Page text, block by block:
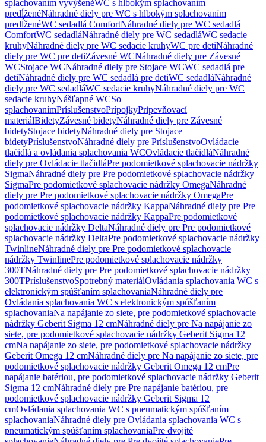
splachovaním vyvýšenéWC s hlbokým splachovaním
predĺženéNáhradné diely pre WC s hlbokým splachovaním
predĺženéWC sedadlá ComfortNáhradné diely pre WC sedadlá
ComfortWC sedadláNáhradné diely pre WC sedadláWC sedacie
kruhyNáhradné diely pre WC sedacie kruhyWC pre detiNáhradné
diely pre WC pre detiZávesné WCNáhradné diely pre Závesné
WCStojace WCNáhradné diely pre Stojace WCWC sedadlá pre
detiNáhradné diely pre WC sedadlá pre detiWC sedadláNáhradné
diely pre WC sedadláWC sedacie kruhyNáhradné diely pre WC
sedacie kruhyNášľapné WCSo
splachovanímPríslušenstvoPrípojkyPripevňovací
materiálBidetyZávesné bidetyNáhradné diely pre Závesné
bidetyStojace bidetyNáhradné diely pre Stojace
bidetyPríslušenstvoNáhradné diely pre PríslušenstvoOvládacie
tlačidlá a ovládania splachovania WCOvládacie tlačidláNáhradné
diely pre Ovládacie tlačidláPre podomietkové splachovacie nádržky
SigmaNáhradné diely pre Pre podomietkové splachovacie nádržky
SigmaPre podomietkové splachovacie nádržky OmegaNáhradné
diely pre Pre podomietkové splachovacie nádržky OmegaPre
podomietkové splachovacie nádržky KappaNáhradné diely pre Pre
podomietkové splachovacie nádržky KappaPre podomietkové
splachovacie nádržky DeltaNáhradné diely pre Pre podomietkové
splachovacie nádržky DeltaPre podomietkové splachovacie nádržky
TwinlineNáhradné diely pre Pre podomietkové splachovacie
nádržky TwinlinePre podomietkové splachovacie nádržky
300TNáhradné diely pre Pre podomietkové splachovacie nádržky
300TPríslušenstvoSpotrebný materiálOvládania splachovania WC s
elektronickým spúšťaním splachovaniaNáhradné diely pre
Ovládania splachovania WC s elektronickým spúšťaním
splachovaniaNa napájanie zo siete, pre podomietkové splachovacie
nádržky Geberit Sigma 12 cmNáhradné diely pre Na napájanie zo
siete, pre podomietkové splachovacie nádržky Geberit Sigma 12
cmNa napájanie zo siete, pre podomietkové splachovacie nádržky
Geberit Omega 12 cmNáhradné diely pre Na napájanie zo siete, pre
podomietkové splachovacie nádržky Geberit Omega 12 cmPre
napájanie batériou, pre podomietkové splachovacie nádržky Geberit
Sigma 12 cmNáhradné diely pre Pre napájanie batériou, pre
podomietkové splachovacie nádržky Geberit Sigma 12
cmOvládania splachovania WC s pneumatickým spúšťaním
splachovaniaNáhradné diely pre Ovládania splachovania WC s
pneumatickým spúšťaním splachovaniaPre dvojité